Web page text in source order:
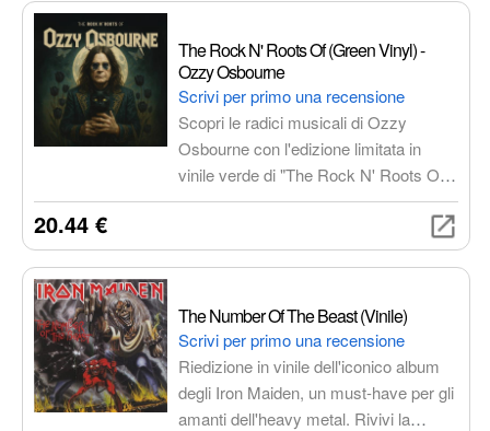
The Rock N' Roots Of (Green Vinyl) -
Ozzy Osbourne
Scrivi per primo una recensione
Scopri le radici musicali di Ozzy
Osbourne con l'edizione limitata in
vinile verde di "The Rock N' Roots Of".
Un tributo alle leggende del rock che
perfetto per i collezionisti e gli amanti
20.44 €
The Number Of The Beast (Vinile)
Scrivi per primo una recensione
Riedizione in vinile dell'iconico album
degli Iron Maiden, un must-have per gli
amanti dell'heavy metal. Rivivi la